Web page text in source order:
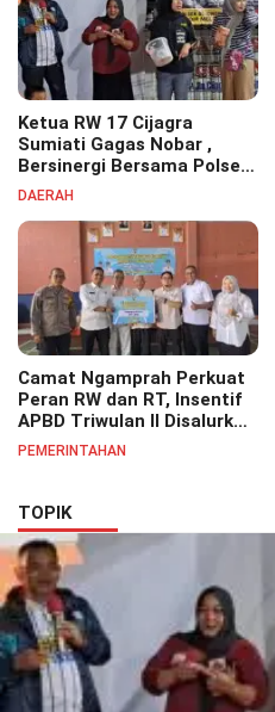
Ketua RW 17 Cijagra
Sumiati Gagas Nobar ,
Bersinergi Bersama Polsek
Bojongsoang Semarakkan
DAERAH
Camat Ngamprah Perkuat
Peran RW dan RT, Insentif
APBD Triwulan II Disalurkan
untuk Tingkatkan
PEMERINTAHAN
TOPIK